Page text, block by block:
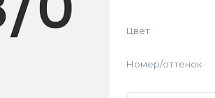
Цвет
Номер/оттенок